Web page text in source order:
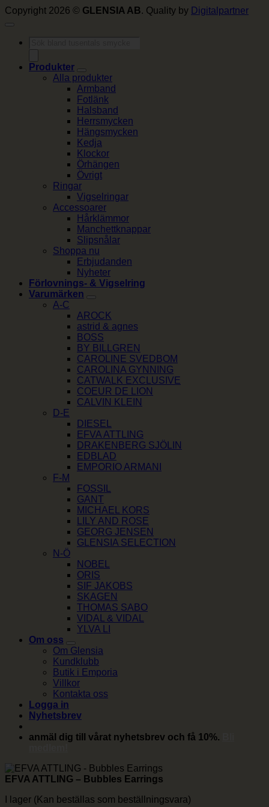
Copyright 2026 © GLENSIA AB. Quality by Digitalpartner
Produkter
Alla produkter
Armband
Fotlänk
Halsband
Herrsmycken
Hängsmycken
Kedja
Klockor
Örhängen
Övrigt
Ringar
Vigselringar
Accessoarer
Hårklämmor
Manchettknappar
Slipsnålar
Shoppa nu
Erbjudanden
Nyheter
Förlovnings- & Vigselring
Varumärken
A-C
AROCK
astrid & agnes
BOSS
BY BILLGREN
CAROLINE SVEDBOM
CAROLINA GYNNING
CATWALK EXCLUSIVE
COEUR DE LION
CALVIN KLEIN
D-E
DIESEL
EFVA ATTLING
DRAKENBERG SJÖLIN
EDBLAD
EMPORIO ARMANI
F-M
FOSSIL
GANT
MICHAEL KORS
LILY AND ROSE
GEORG JENSEN
GLENSIA SELECTION
N-Ö
NOBEL
ORIS
SIF JAKOBS
SKAGEN
THOMAS SABO
VIDAL & VIDAL
YLVA LI
Om oss
Om Glensia
Kundklubb
Butik i Emporia
Villkor
Kontakta oss
Logga in
Nyhetsbrev
anmäl dig till vårat nyhetsbrev och få 10%.
EFVA ATTLING – Bubbles Earrings
I lager (Kan beställas som beställningsvara)